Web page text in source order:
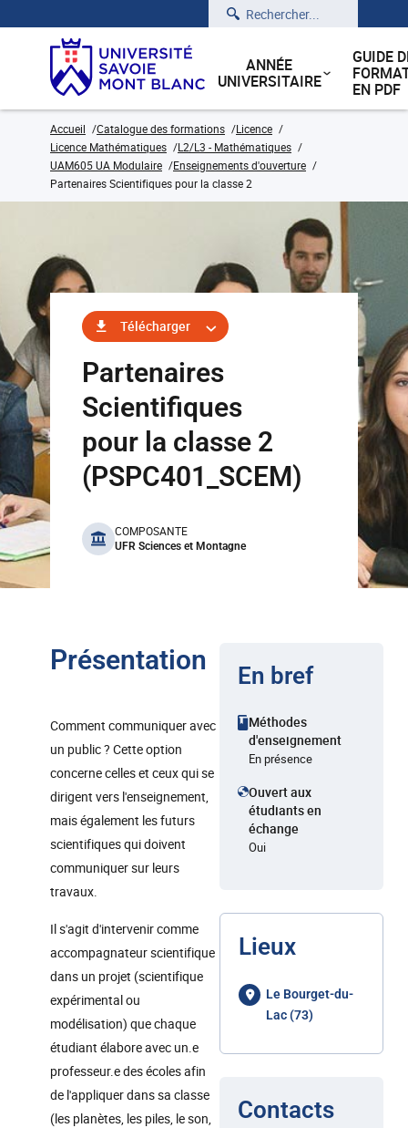
Rechercher
ANNÉE
UNIVERSITAIRE
GUIDE
EN PDF
Accueil Catalogue des formations
Licence
Licence Mathématiques
L2/L3 - Mathématiques
UAM605 UA Modulaire
Enseignements d'ouverture
Partenaires Scientifiques pour la classe 2
Télécharger
Partenaires
Scientifiques
pour la classe 2
(PSPC401_SCEM)
benefits
COMPOSANTE
UFR Sciences et Montagne
Présentation
Comment communiquer avec
un public ? Cette option
concerne celles et ceux qui se
dirigent vers l'enseignement,
mais également les futurs
scientifiques qui doivent
communiquer sur leurs
travaux.
Il s'agit d'intervenir comme
accompagnateur scientifique
dans un projet (scientifique
expérimental ou
modélisation) que chaque
étudiant élabore avec un.e
professeur.e des écoles afin
de l'appliquer dans sa classe
(les planètes, les piles, le son,
En bref
Méthodes
d'enseignement
En présence
Ouvert aux
étudiants en
échange
Oui
Lieux
Le Bourget-du-
Lac (73)
Contacts